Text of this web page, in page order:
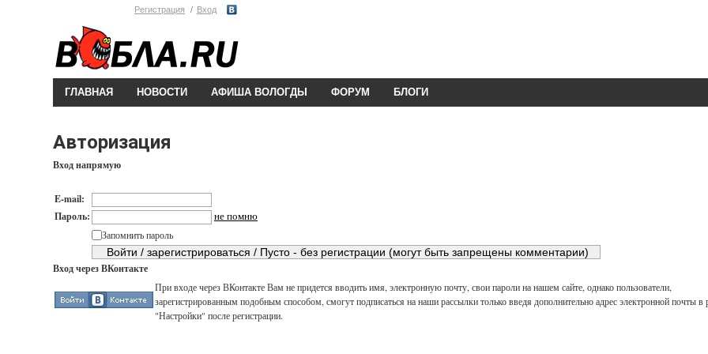
Регистрация Вход
ГЛАВНАЯ НОВОСТИ АФИША ВОЛОГДЫ ФОРУМ БЛОГИ
Авторизация
Вход напрямую
E-mail:
Пароль:
не помню
Запомнить пароль
Вход через ВКонтакте
При входе через ВКонтакте Вам не придется вводить имя, электронную почту, свои пароли на нашем сайте, однако пользователи,
зарегистрированным подобным способом, смогут подписаться на наши рассылки только введя дополнительно адрес электронной почты в
"Настройки" после регистрации.